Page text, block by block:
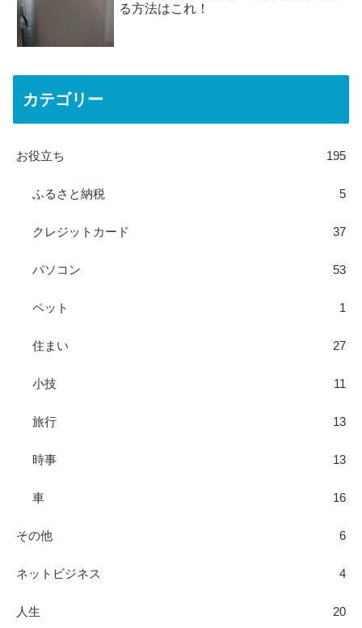
る方法はこれ！
カテゴリー
お役立ち 195
ふるさと納税 5
クレジットカード 37
パソコン 53
ペット 1
住まい 27
小技 11
旅行 13
時事 13
車 16
その他 6
ネットビジネス 4
人生 20